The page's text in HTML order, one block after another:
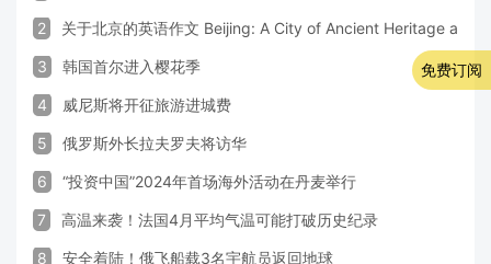
2 关于北京的英语作文 Beijing: A City of Ancient Heritage and
3 韩国首尔进入樱花季
4 威尼斯将开征旅游进城费
5 俄罗斯外长拉夫罗夫将访华
6 “投资中国”2024年首场海外活动在丹麦举行
7 高温来袭！法国4月平均气温可能打破历史纪录
8 安全着陆！俄飞船载3名宇航员返回地球
免费订阅